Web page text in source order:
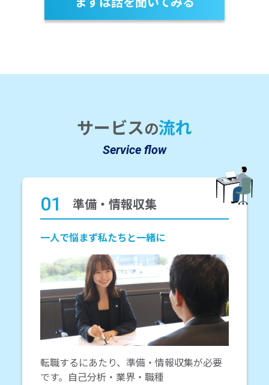
サービスの流れ
Service flow
01 準備・情報収集
一人で悩まず私たちと一緒に
転職するにあたり、準備・情報収集が必要
です。自己分析・業界・職種